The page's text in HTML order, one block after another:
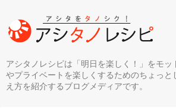
アシタノレシピは「明日を楽しく！」をモッ
やプライベートを楽しくするためのちょっと
え方を紹介するブログメディアです。